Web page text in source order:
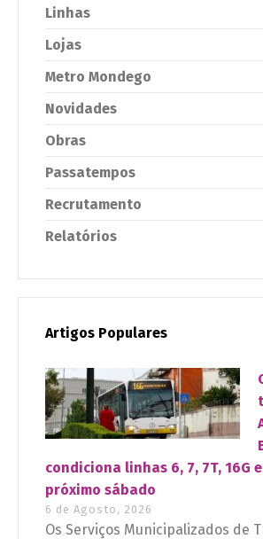
Linhas
Lojas
Metro Mondego
Novidades
Obras
Passatempos
Recrutamento
Relatórios
Artigos Populares
condiciona linhas 6, 7, 7T, 16G
próximo sábado
6 de Agosto, 2026
Os Serviços Municipalizados de